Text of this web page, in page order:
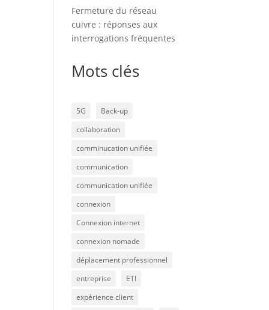
Fermeture du réseau
cuivre : réponses aux
interrogations fréquentes
Mots clés
5G
Back-up
collaboration
comminucation unifiée
communication
communication unifiée
connexion
Connexion internet
connexion nomade
déplacement professionnel
entreprise
ETI
expérience client